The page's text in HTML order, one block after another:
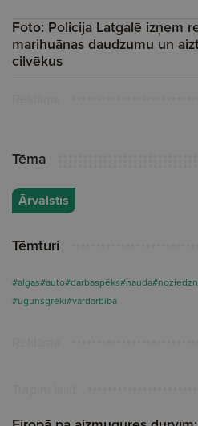
Foto: Policija Latgalē izņem
marihuānas daudzumu un
cilvēkus
Tēma
Ārvalstīs
Tēmturi
#algas#auto#darbaspēks#nauda
#ugunsgrēki#vardarbība